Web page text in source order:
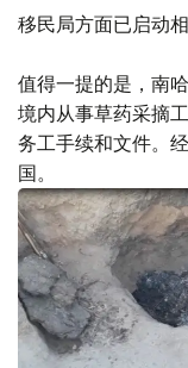
移民局方面已启动
值得一提的是，南
境内从事草药采摘
务工手续和文件。
国。